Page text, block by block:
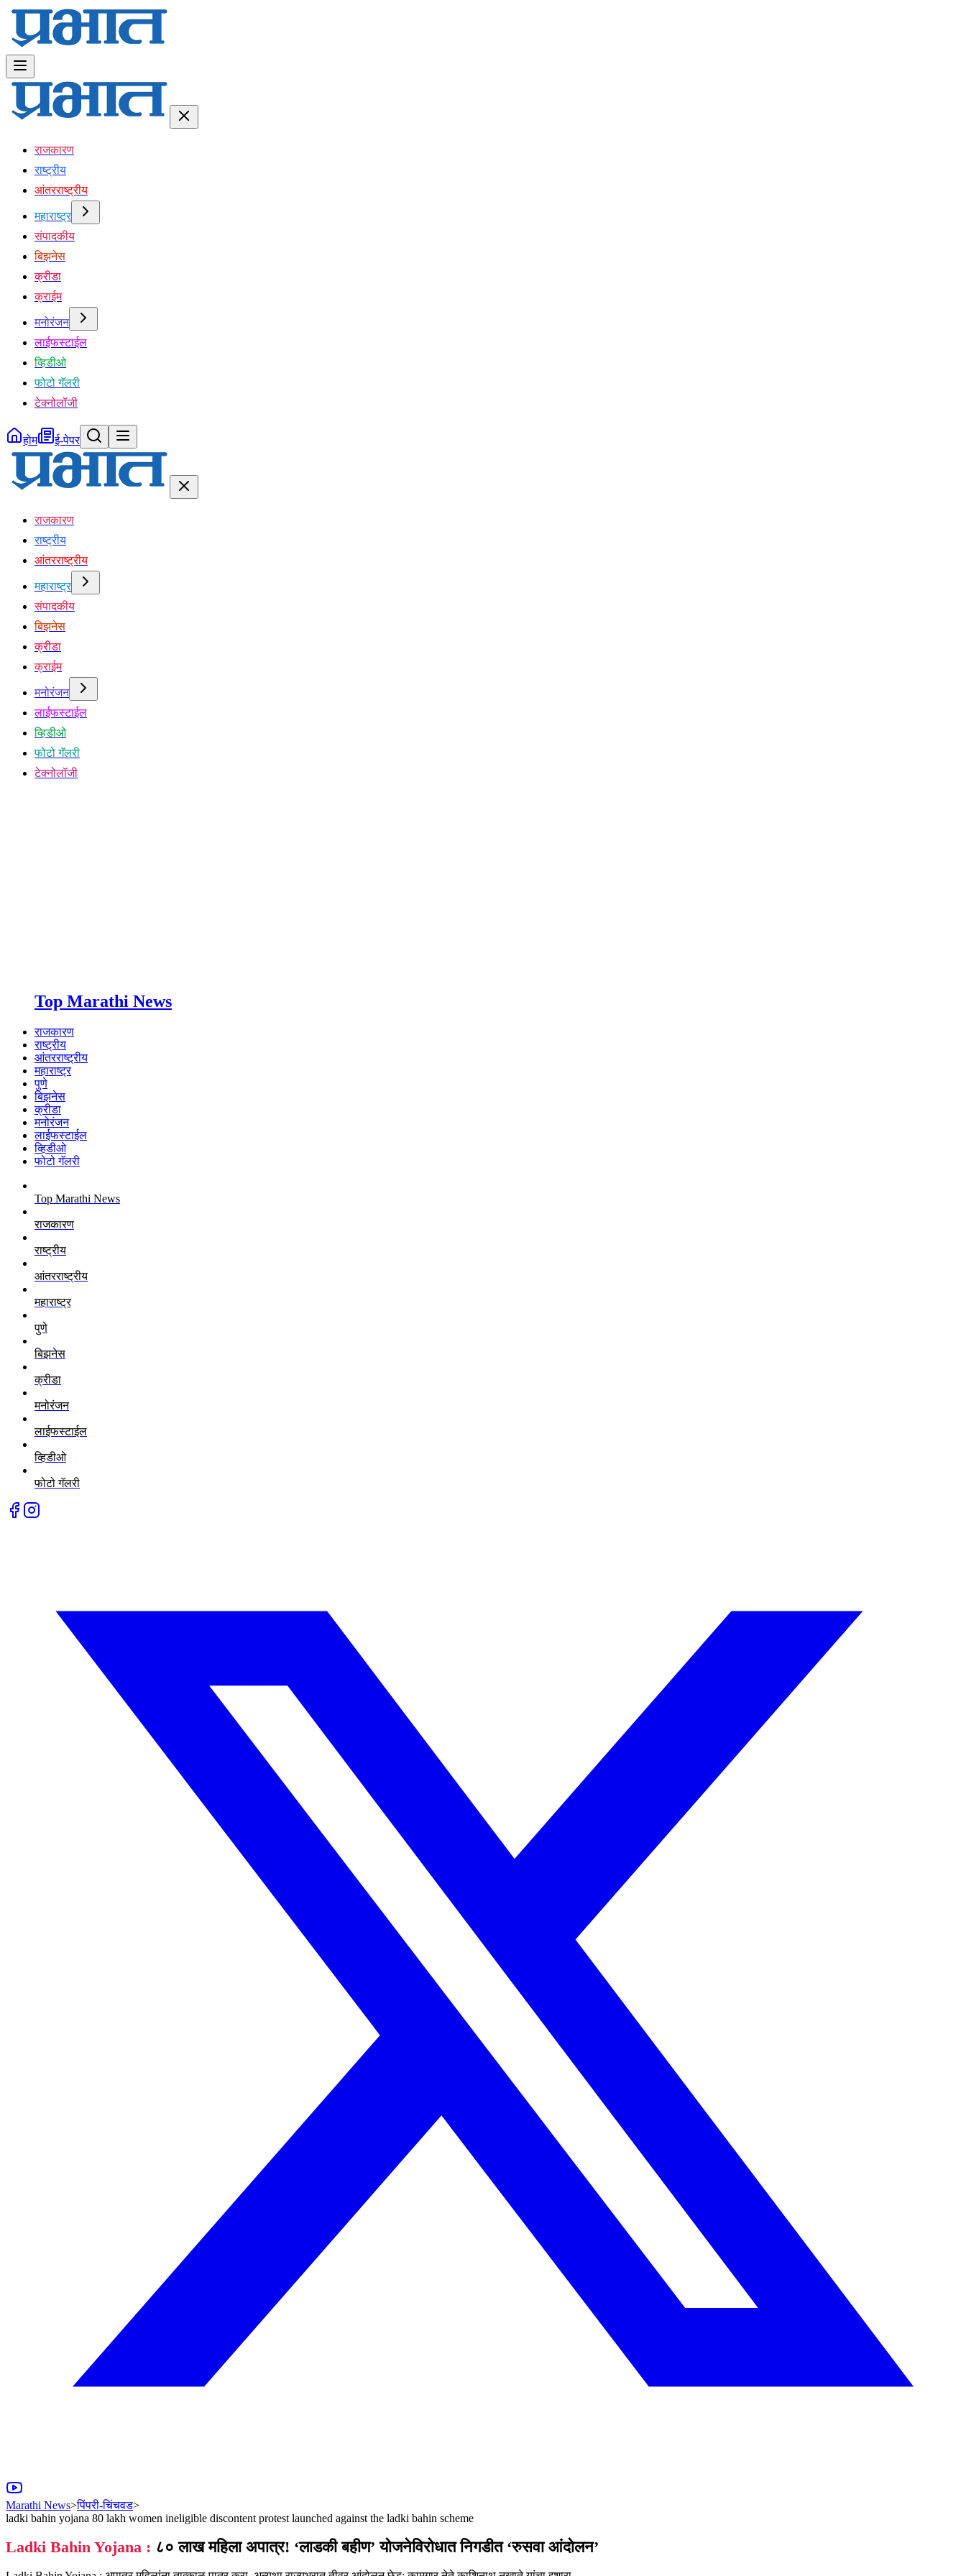
राजकारण
राष्ट्रीय
आंतरराष्ट्रीय
महाराष्ट्र
संपादकीय
बिझनेस
क्रीडा
क्राईम
मनोरंजन
लाईफस्टाईल
व्हिडीओ
फोटो गॅलरी
टेक्नोलॉजी
होम ई-पेपर
राजकारण
राष्ट्रीय
आंतरराष्ट्रीय
महाराष्ट्र
संपादकीय
बिझनेस
क्रीडा
क्राईम
मनोरंजन
लाईफस्टाईल
व्हिडीओ
फोटो गॅलरी
टेक्नोलॉजी
Top Marathi News
राजकारण
राष्ट्रीय
आंतरराष्ट्रीय
महाराष्ट्र
पुणे
बिझनेस
क्रीडा
मनोरंजन
लाईफस्टाईल
व्हिडीओ
फोटो गॅलरी
Top Marathi News
राजकारण
राष्ट्रीय
आंतरराष्ट्रीय
महाराष्ट्र
पुणे
बिझनेस
क्रीडा
मनोरंजन
लाईफस्टाईल
व्हिडीओ
फोटो गॅलरी
Marathi News>पिंपरी-चिंचवड>
ladki bahin yojana 80 lakh women ineligible discontent protest launched against the ladki bahin scheme
Ladki Bahin Yojana : ८० लाख महिला अपात्र! ‘लाडकी बहीण’ योजनेविरोधात निगडीत ‘रुसवा आंदोलन’